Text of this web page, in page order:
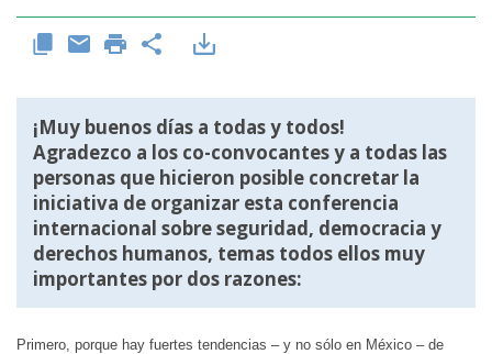
¡Muy buenos días a todas y todos!
Agradezco a los co-convocantes y a todas las
personas que hicieron posible concretar la
iniciativa de organizar esta conferencia
internacional sobre seguridad, democracia y
derechos humanos, temas todos ellos muy
importantes por dos razones:
Primero, porque hay fuertes tendencias – y no sólo en México – de